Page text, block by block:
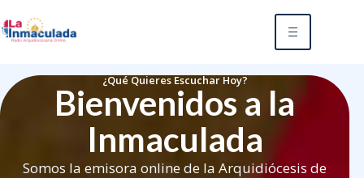
¿Qué Quieres Escuchar Hoy?
Bienvenidos a la
Inmaculada
Somos la emisora online de la Arquidiócesis de